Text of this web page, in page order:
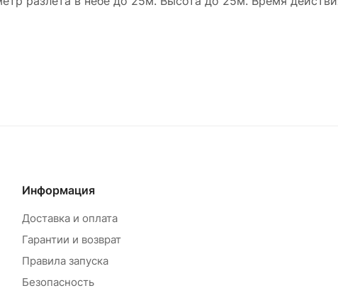
Информация
Доставка и оплата
Гарантии и возврат
Правила запуска
Безопасность